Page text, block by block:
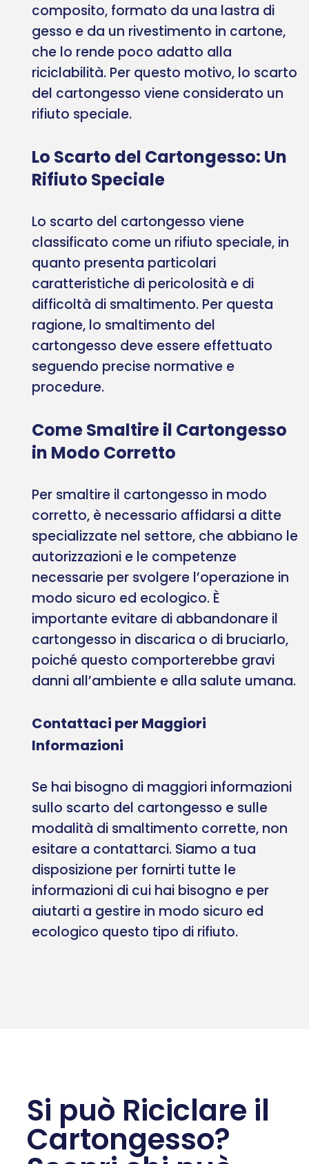
composito, formato da una lastra di
gesso e da un rivestimento in cartone,
che lo rende poco adatto alla
riciclabilità. Per questo motivo, lo scarto
del cartongesso viene considerato un
rifiuto speciale.
Lo Scarto del Cartongesso: Un
Rifiuto Speciale
Lo scarto del cartongesso viene
classificato come un rifiuto speciale, in
quanto presenta particolari
caratteristiche di pericolosità e di
difficoltà di smaltimento. Per questa
ragione, lo smaltimento del
cartongesso deve essere effettuato
seguendo precise normative e
procedure.
Come Smaltire il Cartongesso
in Modo Corretto
Per smaltire il cartongesso in modo
corretto, è necessario affidarsi a ditte
specializzate nel settore, che abbiano le
autorizzazioni e le competenze
necessarie per svolgere l’operazione in
modo sicuro ed ecologico. È
importante evitare di abbandonare il
cartongesso in discarica o di bruciarlo,
poiché questo comporterebbe gravi
danni all’ambiente e alla salute umana.
Contattaci per Maggiori
Informazioni
Se hai bisogno di maggiori informazioni
sullo scarto del cartongesso e sulle
modalità di smaltimento corrette, non
esitare a contattarci. Siamo a tua
disposizione per fornirti tutte le
informazioni di cui hai bisogno e per
aiutarti a gestire in modo sicuro ed
ecologico questo tipo di rifiuto.
Si può Riciclare il
Cartongesso?